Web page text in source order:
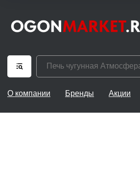
О компании Бренды Акции